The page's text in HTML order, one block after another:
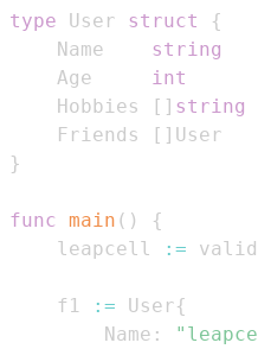
type User struct
{
    Name
string
    Age
int
    Hobbies
[ ] string
    Friends
[ ] User
}
func main ( )
{
    leapcell
:=
    f1
:= User{
        Name
: